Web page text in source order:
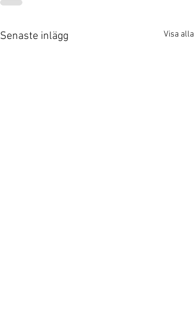
Senaste inlägg Visa alla